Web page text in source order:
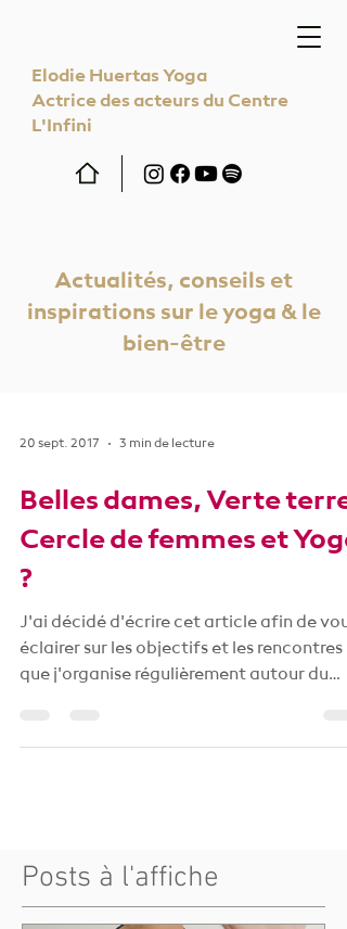
Elodie Huertas Yoga
Actrice des acteurs du Centre
L'Infini
Actualités, conseils et
inspirations sur le yoga & le
bien-être
20 sept. 2017 3 min de lecture
Belles dames, Verte terre
Cercle de femmes et Yoga
?
J'ai décidé d'écrire cet article afin de
éclairer sur les objectifs et les rencontres
que j'organise régulièrement autour du
Posts à l'affiche